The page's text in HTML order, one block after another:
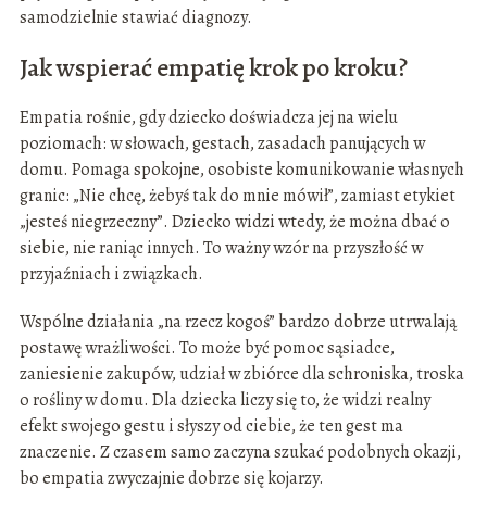
samodzielnie stawiać diagnozy.
Jak wspierać empatię krok po kroku?
Empatia rośnie, gdy dziecko doświadcza jej na wielu
poziomach: w słowach, gestach, zasadach panujących w
domu. Pomaga spokojne, osobiste komunikowanie własnych
granic: „Nie chcę, żebyś tak do mnie mówił”, zamiast etykiet
„jesteś niegrzeczny”. Dziecko widzi wtedy, że można dbać o
siebie, nie raniąc innych. To ważny wzór na przyszłość w
przyjaźniach i związkach.
Wspólne działania „na rzecz kogoś” bardzo dobrze utrwalają
postawę wrażliwości. To może być pomoc sąsiadce,
zaniesienie zakupów, udział w zbiórce dla schroniska, troska
o rośliny w domu. Dla dziecka liczy się to, że widzi realny
efekt swojego gestu i słyszy od ciebie, że ten gest ma
znaczenie. Z czasem samo zaczyna szukać podobnych okazji,
bo empatia zwyczajnie dobrze się kojarzy.